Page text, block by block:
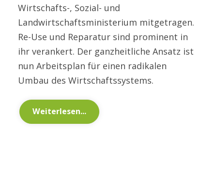
Wirtschafts-, Sozial- und
Landwirtschaftsministerium mitgetragen.
Re-Use und Reparatur sind prominent in
ihr verankert. Der ganzheitliche Ansatz ist
nun Arbeitsplan für einen radikalen
Umbau des Wirtschaftssystems.
Weiterlesen...